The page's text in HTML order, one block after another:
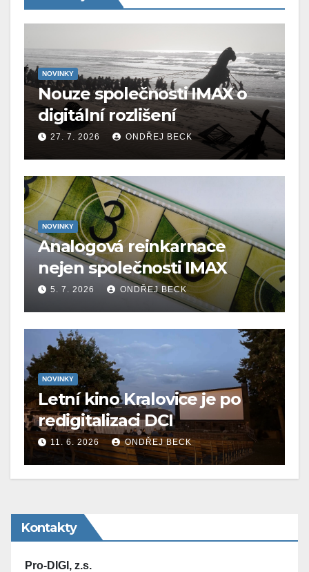
NOVINKY
Nouze společnosti IMAX o
digitální rozlišení
27. 7. 2026 ONDŘEJ BECK
NOVINKY
Analogová reinkarnace
nejen společnosti IMAX
5. 7. 2026 ONDŘEJ BECK
NOVINKY
Letní kino Kralovice je po
redigitalizaci DCI
11. 6. 2026 ONDŘEJ BECK
Kontakty
Pro-DIGI, z.s.